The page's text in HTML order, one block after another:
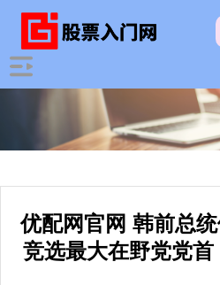
优配网官网 韩前总
竞选最大在野党党